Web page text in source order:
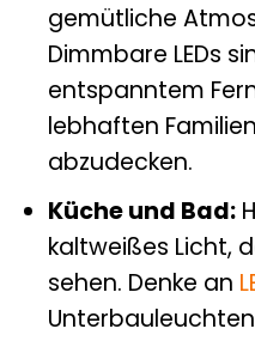
gemütliche
Dimmbare LEDs
entspanntem
lebhaften
abzudecken.
Küche und Bad:
kaltweißes Licht,
sehen. Denke an